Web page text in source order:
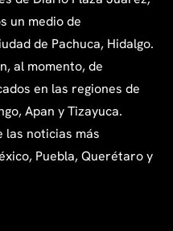
un medio de
de Pachuca, Hidalgo.
al momento, de
en las regiones de
Apan y Tizayuca.
las noticias más
Puebla, Querétaro y